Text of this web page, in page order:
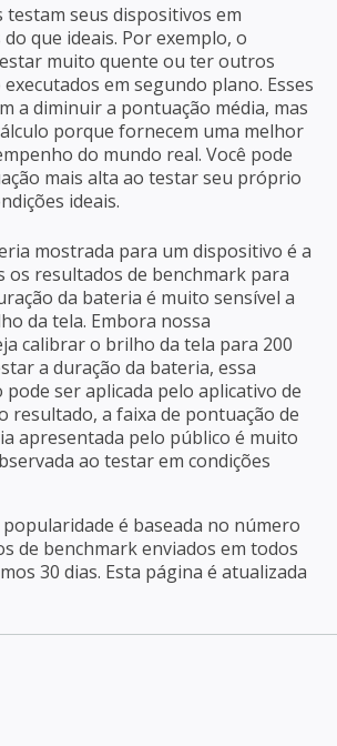
testam seus dispositivos em
que ideais. Por exemplo, o
muito quente ou ter outros
em segundo plano. Esses
a diminuir a pontuação média, mas
porque fornecem uma melhor
do mundo real. Você pode
mais alta ao testar seu próprio
ideais.
mostrada para um dispositivo é a
os resultados de benchmark para
da bateria é muito sensível a
da tela. Embora nossa
calibrar o brilho da tela para 200
a duração da bateria, essa
ser aplicada pelo aplicativo de
resultado, a faixa de pontuação de
apresentada pelo público é muito
ao testar em condições
popularidade é baseada no número
de benchmark enviados em todos
30 dias. Esta página é atualizada